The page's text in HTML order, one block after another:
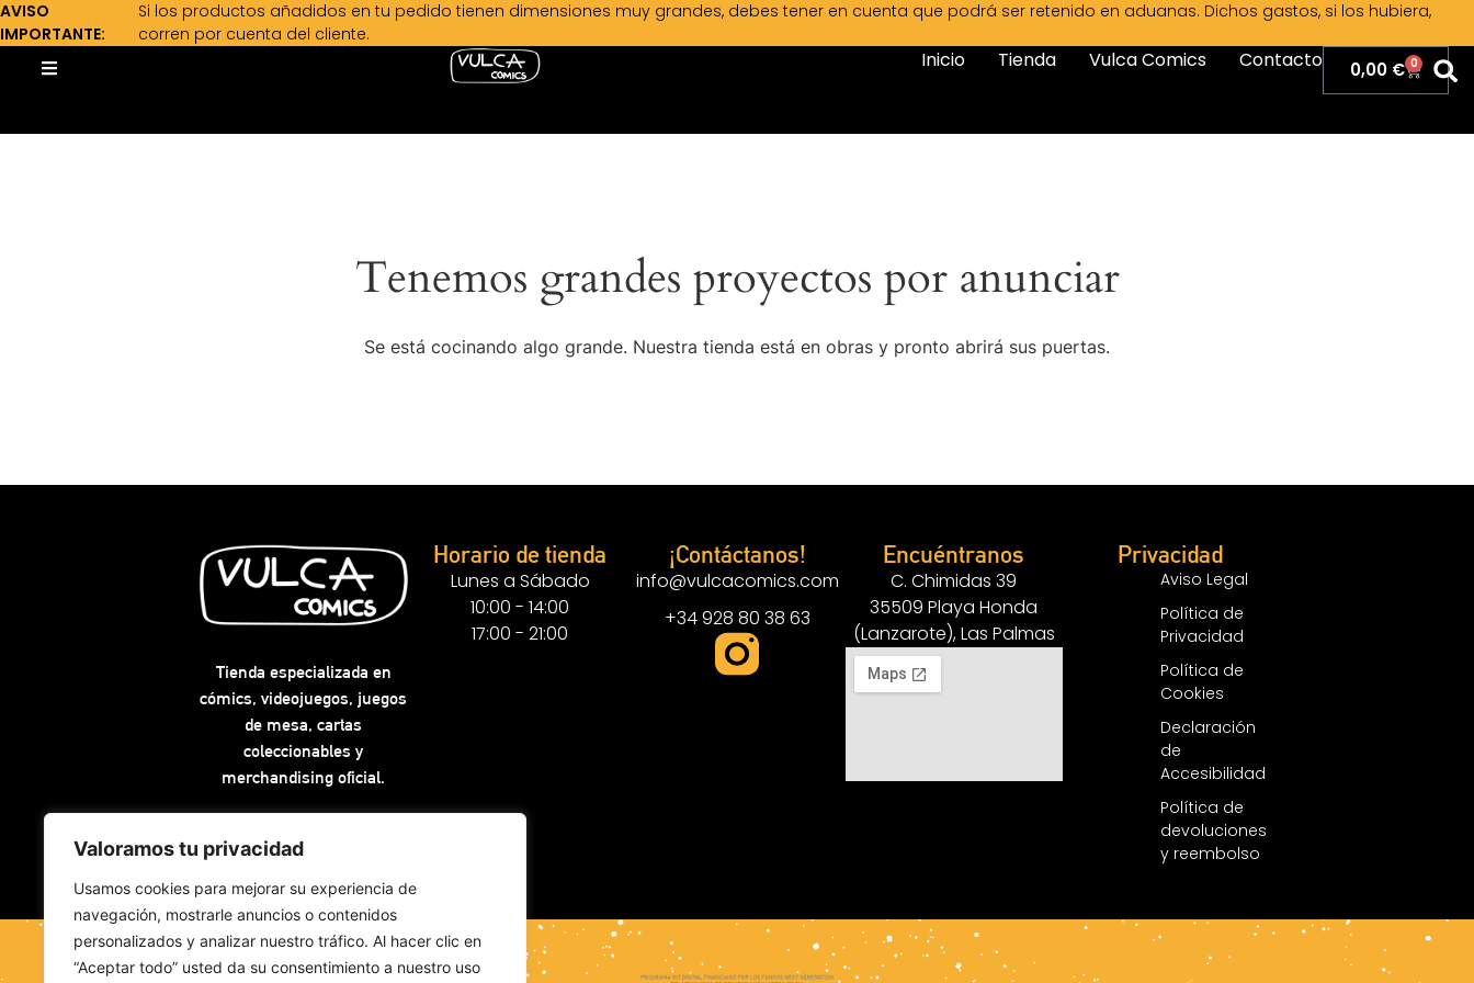
Valoramos tu privacidad
Usamos cookies para mejorar su experiencia de
navegación, mostrarle anuncios o contenidos
personalizados y analizar nuestro tráfico. Al hacer clic en
“Aceptar todo” usted da su consentimiento a nuestro uso
AVISO
IMPORTANTE:
Si los productos añadidos en tu pedido tienen dimensiones muy grandes, debes tener en cuenta que podrá ser retenido en aduanas. Dichos gastos, si los hubiera,
corren por cuenta del cliente.
Inicio Tienda Vulca Comics Contacto 0,00 € 0
Tenemos grandes proyectos por anunciar
Se está cocinando algo grande. Nuestra tienda está en obras y pronto abrirá sus puertas.
Tienda especializada en
cómics, videojuegos, juegos
de mesa, cartas
coleccionables y
merchandising oficial.
Horario de tienda
Lunes a Sábado
10:00 - 14:00
17:00 - 21:00
¡Contáctanos!
info@vulcacomics.com
+34 928 80 38 63
Encuéntranos
C. Chimidas 39
35509 Playa Honda
(Lanzarote), Las Palmas
Privacidad
Aviso Legal
Política de
Privacidad
Política de
Cookies
Declaración
de
Accesibilidad
Política de
devoluciones
y reembolso